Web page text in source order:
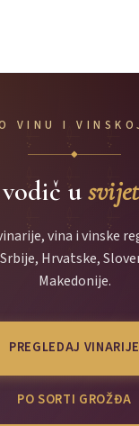
VINU I
◆
vodič u
vina i vinske
Hrvatske,
Makedonije.
PREGLEDAJ VINARIJE
PO SORTI GROŽĐA